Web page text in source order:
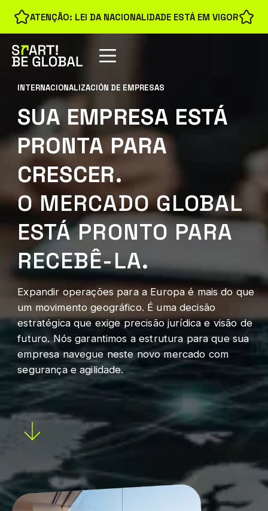
ATENÇÃO: LEI DA NACIONALIDADE ESTÁ EM VIGOR
INTERNACIONALIZACIÓN DE EMPRESAS
SUA EMPRESA ESTÁ
PRONTA PARA
CRESCER.
O MERCADO GLOBAL
ESTÁ PRONTO PARA
RECEBÊ-LA.
Expandir operações para a Europa é mais do que
um movimento geográfico. É uma decisão
estratégica que exige precisão jurídica e visão de
futuro. Nós garantimos a estrutura para que sua
empresa navegue neste novo mercado com
segurança e agilidade.